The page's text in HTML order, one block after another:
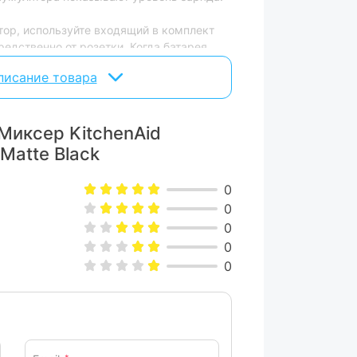
используйте входящий в комплект
от розетки. Когда батарея
горят. В общей сложности
контроль над всеми вашими
медленного смешивания
или шоколадная стружка, на
и сахара. Выберите уровень 7 для
ингредиентов не оказалась на стене
и смешивать без брызг.
можно включить турбо.
товара
KitchenAid
Black
0
0
0
0
0